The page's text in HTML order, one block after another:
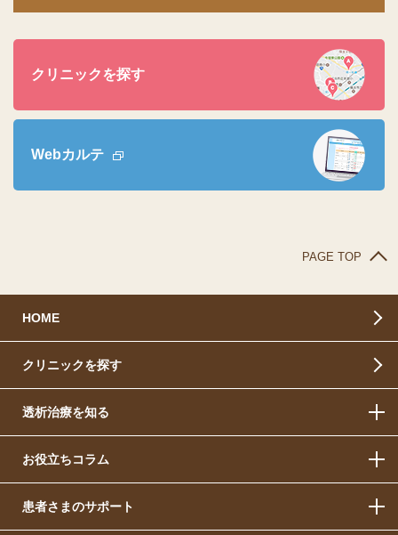
クリニックを探す
Webカルテ
PAGE TOP
HOME
クリニックを探す
透析治療を知る
お役立ちコラム
患者さまのサポート